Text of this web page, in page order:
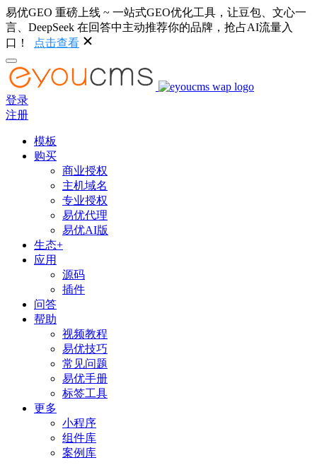
易优GEO 重磅上线 ~ 一站式GEO优化工具，让豆包、文心一
言、DeepSeek 在回答中主动推荐你的品牌，抢占AI流量入
口！
点击查看
登录
注册
模板
购买
商业授权
主机域名
专业授权
易优代理
易优AI版
生态+
应用
源码
插件
问答
帮助
视频教程
易优技巧
常见问题
易优手册
标签工具
更多
小程序
组件库
案例库